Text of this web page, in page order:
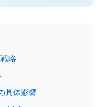
略
具体影響